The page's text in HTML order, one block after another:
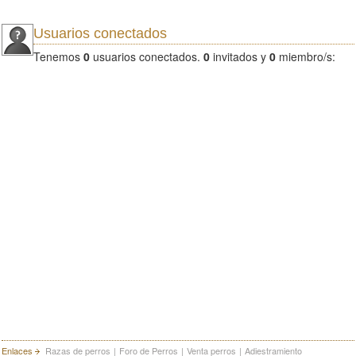
Usuarios conectados
Tenemos 0 usuarios conectados. 0 invitados y 0 miembro/s:
Enlaces Razas de perros | Foro de Perros | Venta perros | Adiestramiento